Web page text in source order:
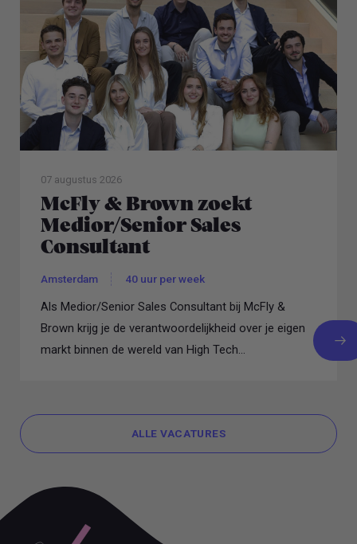
07 augustus 2026
McFly & Brown zoekt
Medior/Senior Sales
Consultant
Amsterdam 40 uur per week
Als Medior/Senior Sales Consultant bij McFly &
Brown krijg je de verantwoordelijkheid over je eigen
markt binnen de wereld van High Tech...
ALLE VACATURES